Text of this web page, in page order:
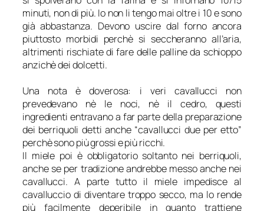
minuti, non di più. Io non li tengo mai oltre i 10 e sono
già abbastanza. Devono uscire dal forno ancora
piuttosto morbidi perchè si seccheranno all’aria,
altrimenti rischiate di fare delle palline da schioppo
anzichè dei dolcetti.
Una nota è doverosa: i veri cavallucci non
prevedevano nè le noci, nè il cedro, questi
ingredienti entravano a far parte della preparazione
dei berriquoli detti anche “cavallucci due per etto”
perchè sono più grossi e più ricchi.
Il miele poi è obbligatorio soltanto nei berriquoli,
anche se per tradizione andrebbe messo anche nei
cavallucci. A parte tutto il miele impedisce al
cavalluccio di diventare troppo secco, ma lo rende
più facilmente deperibile in quanto trattiene